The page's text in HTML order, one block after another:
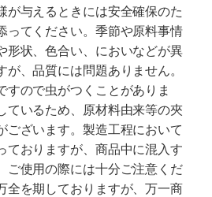
が与えるときには安全確保のた
ってください。季節や原料事情
形状、色合い、においなどが異
、品質には問題ありません。
すので虫がつくことがありま
ているため、原材料由来等の夾
ございます。製造工程において
ておりますが、商品中に混入す
ご使用の際には十分ご注意くだ
全を期しておりますが、万一商